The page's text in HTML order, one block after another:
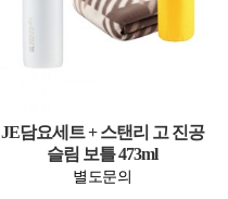
JE담요세트 + 스탠리 고 진공
슬림 보틀 473ml
별도문의